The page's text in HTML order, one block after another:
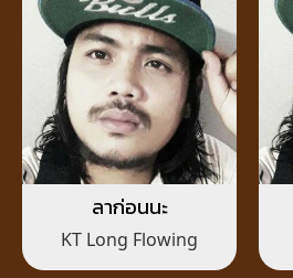
ลาก่อนนะ
KT Long Flowing